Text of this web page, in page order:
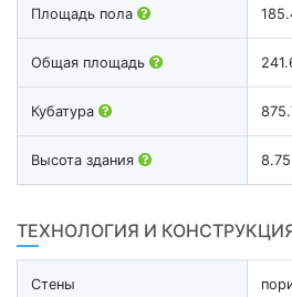
Площадь пола
Общая площадь
Кубатура
Высота здания
ТЕХНОЛОГИЯ И
Стены